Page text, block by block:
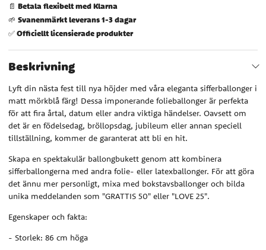
📄 Betala flexibelt med Klarna
🌱 Svanenmärkt leverans 1-3 dagar
✅Officiellt licensierade produkter
Beskrivning
Lyft din nästa fest till nya höjder med våra eleganta sifferballonger i
matt mörkblå färg! Dessa imponerande folieballonger är perfekta
för att fira årtal, datum eller andra viktiga händelser. Oavsett om
det är en födelsedag, bröllopsdag, jubileum eller annan speciell
tillställning, kommer de garanterat att bli en hit.
Skapa en spektakulär ballongbukett genom att kombinera
sifferballongerna med andra folie- eller latexballonger. För att göra
det ännu mer personligt, mixa med bokstavsballonger och bilda
unika meddelanden som "GRATTIS 50" eller "LOVE 25".
Egenskaper och fakta:
- Storlek: 86 cm höga